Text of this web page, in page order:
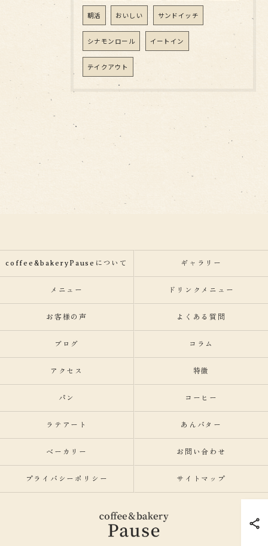
朝活 おいしい サンドイッチ
シナモンロール イートイン
テイクアウト
coffee&bakeryPauseについて ギャラリー
メニュー ドリンクメニュー
お客様の声 よくある質問
ブログ コラム
アクセス 特徴
パン コーヒー
ラテアート あんバター
ベーカリー お問い合わせ
プライバシーポリシー サイトマップ